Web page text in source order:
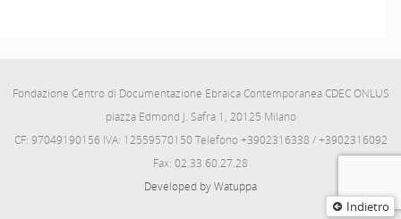
Indietro
Fondazione Centro di Documentazione Ebraica Contemporanea CDEC ONLUS
piazza Edmond J. Safra 1, 20125 Milano
CF: 97049190156 IVA: 12559570150 Telefono +3902316338 / +3902316092
Fax: 02.33.60.27.28
Developed by Watuppa